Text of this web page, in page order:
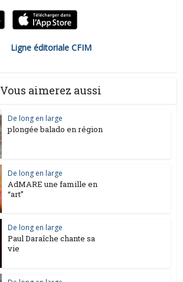
Ligne éditoriale CFIM
Vous aimerez aussi
De long en large
plongée balado en région
De long en large
AdMARE une famille en
“art”
De long en large
Paul Daraîche chante sa
vie